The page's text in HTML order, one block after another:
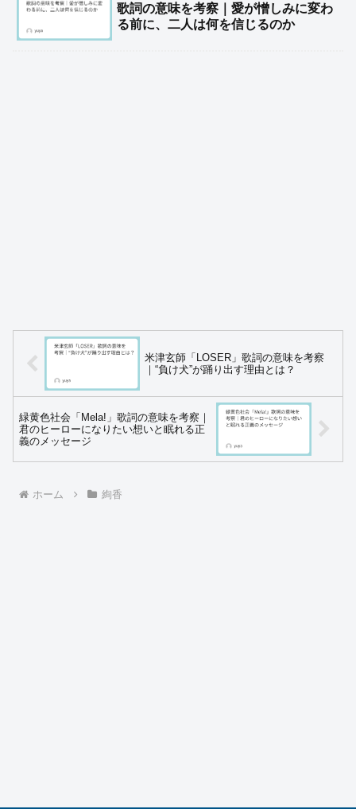
歌詞の意味を考察｜愛が憎しみに変わ
る前に、二人は何を信じるのか
米津玄師「LOSER」歌詞の意味を考察
｜“負け犬”が踊り出す理由とは？
緑黄色社会「Mela!」歌詞の意味を考察｜
君のヒーローになりたい想いと眠れる正
義のメッセージ
ホーム 絢香